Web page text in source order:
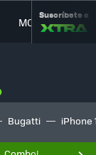
MOVILIDAD
Suscríbete a
Bugatti iPhone